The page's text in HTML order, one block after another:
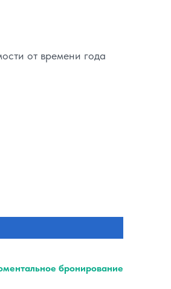
от времени года
бронирование